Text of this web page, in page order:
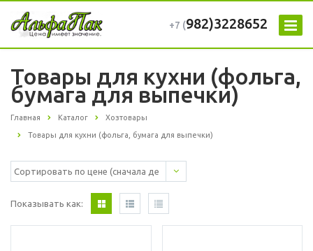
+7 (982)3228652
Товары для кухни (фольга,
бумага для выпечки)
Главная Каталог Хозтовары
Товары для кухни (фольга, бумага для выпечки)
Показывать как: